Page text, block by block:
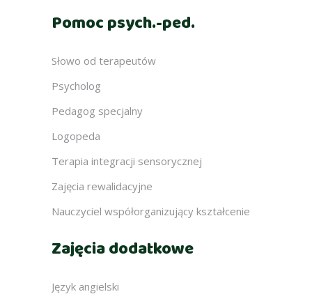
Pomoc psych.-ped.
Słowo od terapeutów
Psycholog
Pedagog specjalny
Logopeda
Terapia integracji sensorycznej
Zajęcia rewalidacyjne
Nauczyciel współorganizujący kształcenie
Zajęcia dodatkowe
Język angielski